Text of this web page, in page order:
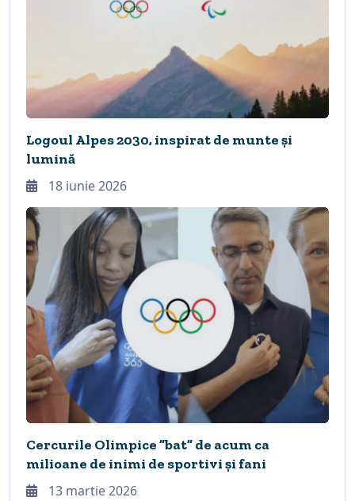
Logoul Alpes 2030, inspirat de munte și
lumină
18 iunie 2026
Cercurile Olimpice ”bat” de acum ca
milioane de inimi de sportivi și fani
13 martie 2026